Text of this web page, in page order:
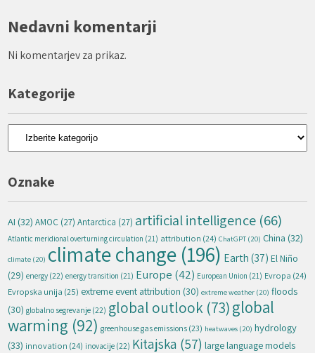
Nedavni komentarji
Ni komentarjev za prikaz.
Kategorije
Kategorije
Oznake
AI (32) AMOC (27) Antarctica (27) artificial intelligence (66)
Atlantic meridional overturning circulation (21) attribution (24) ChatGPT (20) China (32)
climate (20) climate change (196) Earth (37) El Niño
(29) energy (22) energy transition (21) Europe (42) European Union (21) Evropa (24)
Evropska unija (25) extreme event attribution (30) extreme weather (20) floods
(30) globalno segrevanje (22) global outlook (73)global
warming (92) greenhouse gas emissions (23) heatwaves (20) hydrology
(33) innovation (24) inovacije (22) Kitajska (57) large language models